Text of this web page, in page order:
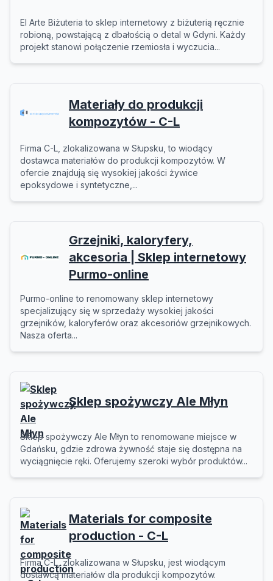
El Arte Biżuteria to sklep internetowy z biżuterią ręcznie
robioną, powstającą z dbałością o detal w Gdyni. Każdy
projekt stanowi połączenie rzemiosła i wyczucia...
Materiały do produkcji
kompozytów - C-L
Firma C-L, zlokalizowana w Słupsku, to wiodący
dostawca materiałów do produkcji kompozytów. W
ofercie znajdują się wysokiej jakości żywice
epoksydowe i syntetyczne,...
Grzejniki, kaloryfery,
akcesoria | Sklep internetowy
Purmo-online
Purmo-online to renomowany sklep internetowy
specjalizujący się w sprzedaży wysokiej jakości
grzejników, kaloryferów oraz akcesoriów grzejnikowych.
Nasza oferta...
Sklep spożywczy Ale Młyn
Sklep spożywczy Ale Młyn to renomowane miejsce w
Gdańsku, gdzie zdrowa żywność staje się dostępna na
wyciągnięcie ręki. Oferujemy szeroki wybór produktów...
Materials for composite
production - C-L
Firma C-L, zlokalizowana w Słupsku, jest wiodącym
dostawcą materiałów dla produkcji kompozytów.